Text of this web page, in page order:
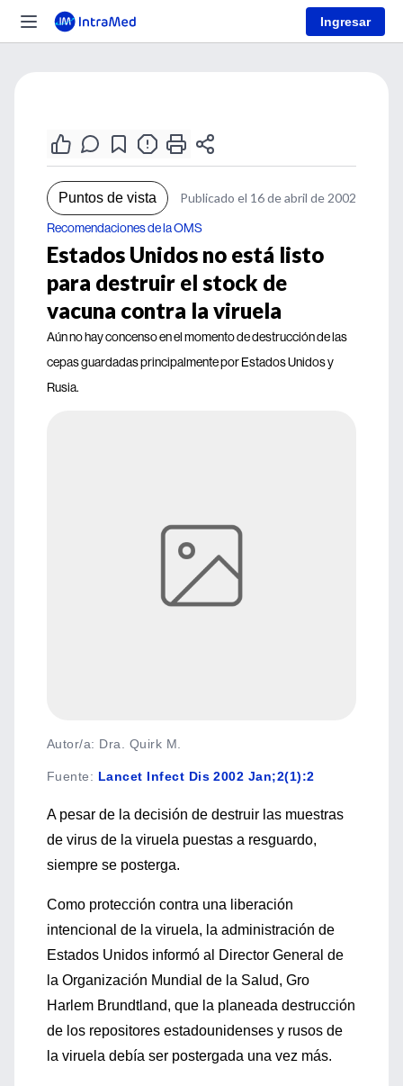
Ingresar
Puntos de vista Publicado el 16 de abril de 2002
Recomendaciones de la OMS
Estados Unidos no está listo
para destruir el stock de
vacuna contra la viruela
Aún no hay concenso en el momento de destrucción de las
cepas guardadas principalmente por Estados Unidos y
Rusia.
Autor/a: Dra. Quirk M.
Fuente: Lancet Infect Dis 2002 Jan;2(1):2
A pesar de la decisión de destruir las muestras
de virus de la viruela puestas a resguardo,
siempre se posterga.
Como protección contra una liberación
intencional de la viruela, la administración de
Estados Unidos informó al Director General de
la Organización Mundial de la Salud, Gro
Harlem Brundtland, que la planeada destrucción
de los repositores estadounidenses y rusos de
la viruela debía ser postergada una vez más.